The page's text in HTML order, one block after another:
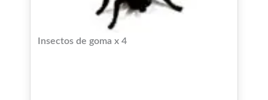
Insectos de goma x 4